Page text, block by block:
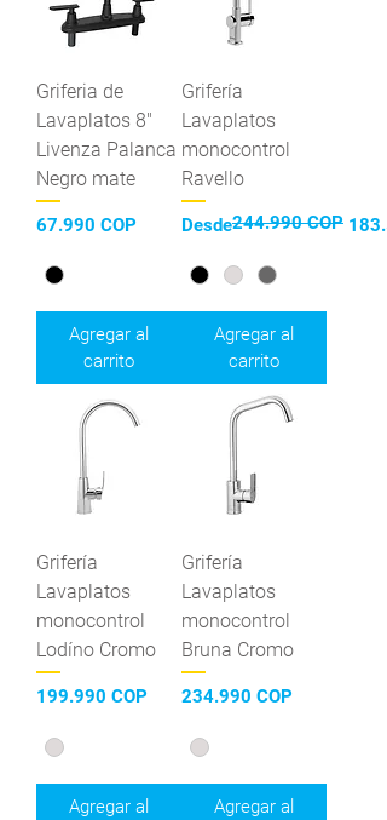
Griferia de
Lavaplatos 8"
Livenza Palanca
Negro mate
Precio
67.990 COP
Agregar al
carrito
Grifería
Lavaplatos
monocontrol
Ravello
Desde
Precio244.990 COP
Precio de oferta
Agregar al
carrito
Grifería
Lavaplatos
monocontrol
Lodíno Cromo
Precio
199.990 COP
Agregar al
Grifería
Lavaplatos
monocontrol
Bruna Cromo
Precio
234.990 COP
Agregar al